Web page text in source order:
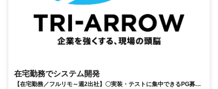
在宅勤務でシステム開発
【在宅勤務／フルリモ～週2出社】〇実装・テストに集中できるPG募集